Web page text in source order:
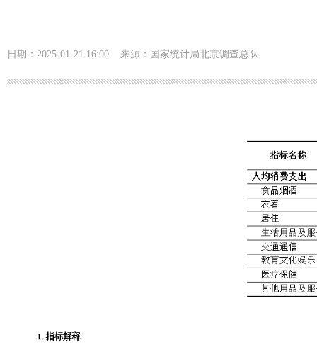
日期：2025-01-21 16:00 来源：国家统计局北京调查总队